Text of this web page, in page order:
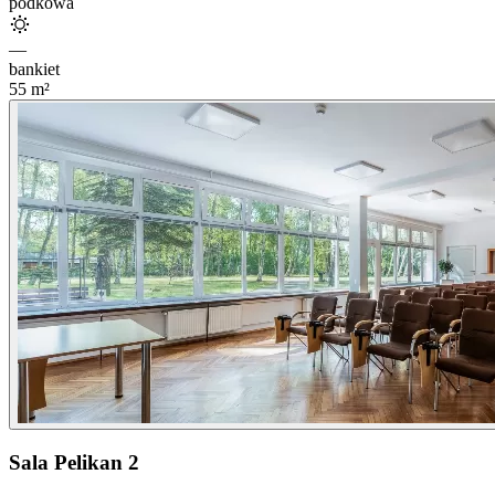
—
bankiet
55 m²
Sala Pelikan 2